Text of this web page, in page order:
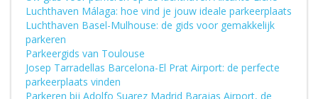
Luchthaven Málaga: hoe vind je jouw ideale parkeerplaats
Luchthaven Basel-Mulhouse: de gids voor gemakkelijk
parkeren
Parkeergids van Toulouse
Josep Tarradellas Barcelona-El Prat Airport: de perfecte
parkeerplaats vinden
Parkeren bij Adolfo Suarez Madrid Barajas Airport, de